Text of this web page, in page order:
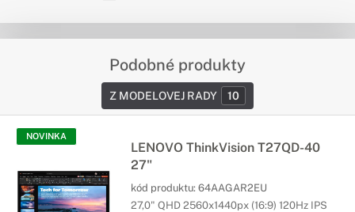
Podobné produkty
Z MODELOVEJ RADY 10
NOVINKA
LENOVO ThinkVision T27QD-40
27"
kód produktu: 64AAGAR2EU
27,0" QHD 2560x1440px (16:9) 120Hz IPS